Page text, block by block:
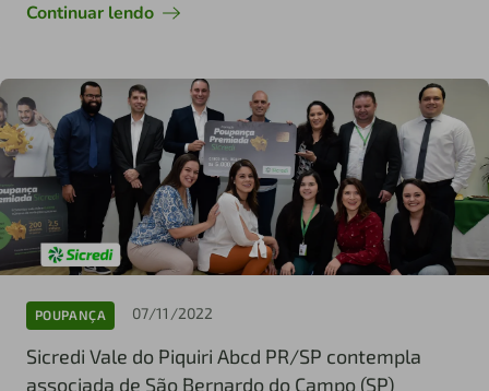
Continuar lendo
POUPANÇA 07/11/2022
Sicredi Vale do Piquiri Abcd PR/SP contempla
associada de São Bernardo do Campo (SP)